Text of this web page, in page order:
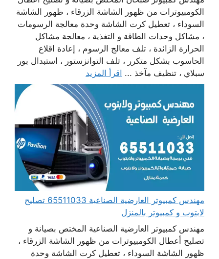
الكومبيوترات من ظهور الشاشة الزرقاء ، ظهور الشاشة
السوداء ، تعطيل كرت الشاشة وحدة معالجة الرسومات
، مشاكل وحدات الطاقة و التغذية ، معالجة مشاكل
الحرارة الزائدة ، تلف معالج الرسوم ، إعادة اقلاع
الحاسوب بشكل متكرر ، تلف التوانزستور ، استبدال بور
سبلاي ، تنظيف مآخذ ... اقرأ المزيد
مهندس كمبيوتر العارضية الصناعية 65511033 تصليح
لابتوب و كمبيوتر بالمنزل
مهندس كمبيوتر العارضية الصناعية المختص بصيانة و
تصليح أعطال الكومبيوترات من ظهور الشاشة الزرقاء ،
ظهور الشاشة السوداء ، تعطيل كرت الشاشة وحدة